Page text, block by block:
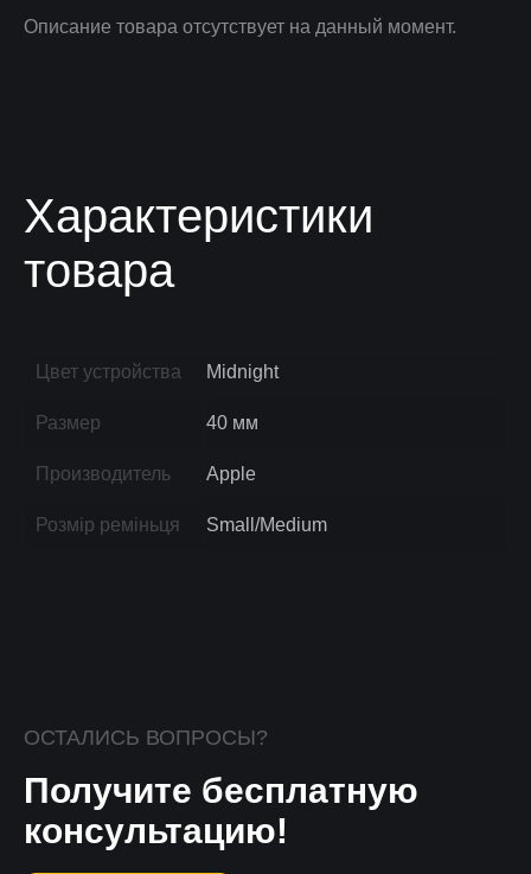
Описание товара отсутствует на данный момент.
Характеристики
товара
Цвет устройства Midnight
Размер 40 мм
Производитель Apple
Розмір реміньця Small/Medium
ОСТАЛИСЬ ВОПРОСЫ?
Получите бесплатную
консультацию!